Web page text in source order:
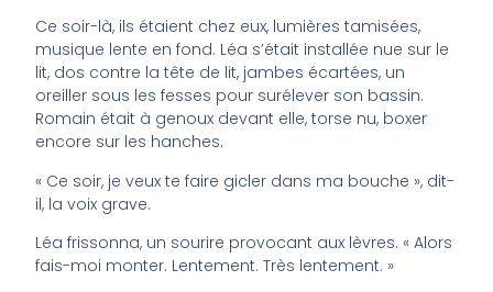
Ce soir-là, ils étaient chez eux, lumières tamisées,
musique lente en fond. Léa s’était installée nue sur le
lit, dos contre la tête de lit, jambes écartées, un
oreiller sous les fesses pour surélever son bassin.
Romain était à genoux devant elle, torse nu, boxer
encore sur les hanches.
« Ce soir, je veux te faire gicler dans ma bouche », dit-
il, la voix grave.
Léa frissonna, un sourire provocant aux lèvres. « Alors
fais-moi monter. Lentement. Très lentement. »